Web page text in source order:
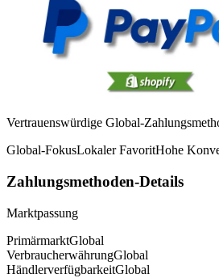
Vertrauenswürdige Global-
Global-FokusLokaler FavoritHohe
Zahlungsmethoden-Details
Marktpassung
PrimärmarktGlobal
VerbraucherwährungGlobal
HändlerverfügbarkeitGlobal